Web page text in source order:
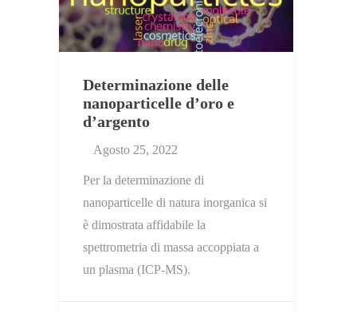
Determinazione delle
nanoparticelle d’oro e
d’argento
Agosto 25, 2022
Per la determinazione di
nanoparticelle di natura inorganica si
è dimostrata affidabile la
spettrometria di massa accoppiata a
un plasma (ICP-MS).